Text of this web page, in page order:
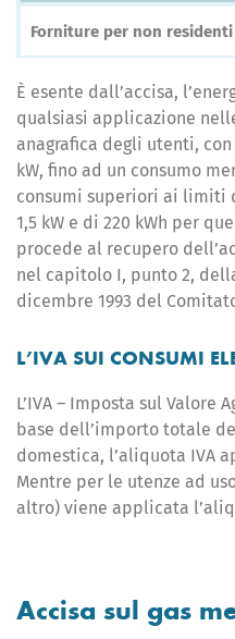
Forniture per non residenti
È esente dall’accisa,
qualsiasi applicazione
anagrafica degli utenti,
kW, fino ad un consumo
consumi superiori ai limiti
1,5 kW e di 220 kWh per
procede al recupero
nel capitolo I, punto 2,
dicembre 1993 del
L’IVA SUI CONSUMI
L’IVA – Imposta sul Valore
base dell’importo totale
domestica, l’aliquota IVA
Mentre per le utenze ad
altro) viene applicata
Accisa sul gas